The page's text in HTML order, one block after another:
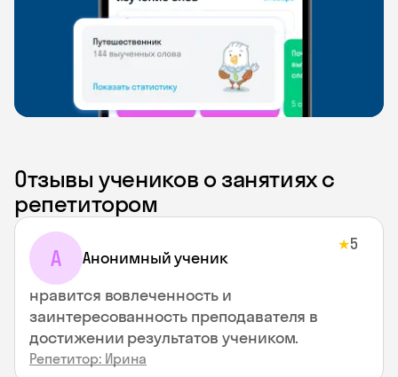
Отзывы учеников о занятиях с
репетитором
А Анонимный ученик
★5
нравится вовлеченность и
заинтересованность преподавателя в
достижении результатов учеником.
Репетитор: Ирина